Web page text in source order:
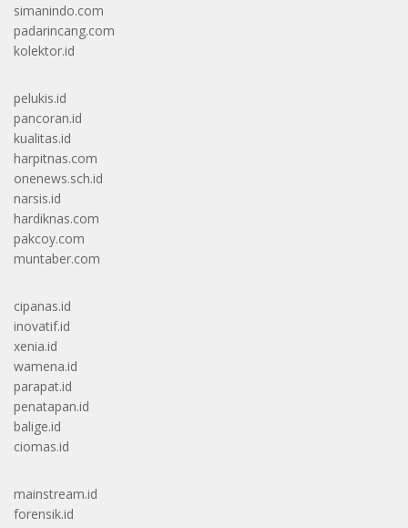
simanindo.com
padarincang.com
kolektor.id
pelukis.id
pancoran.id
kualitas.id
harpitnas.com
onenews.sch.id
narsis.id
hardiknas.com
pakcoy.com
muntaber.com
cipanas.id
inovatif.id
xenia.id
wamena.id
parapat.id
penatapan.id
balige.id
ciomas.id
mainstream.id
forensik.id